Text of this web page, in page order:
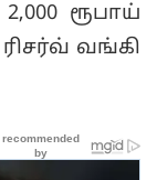
ரூபாய்
வங்கி